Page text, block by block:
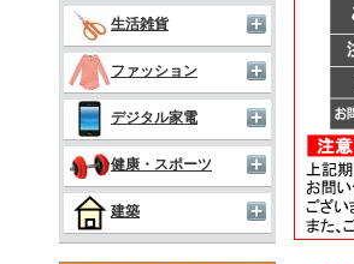
生活雑貨
ファッション
デジタル家電
健康・スポーツ
建築